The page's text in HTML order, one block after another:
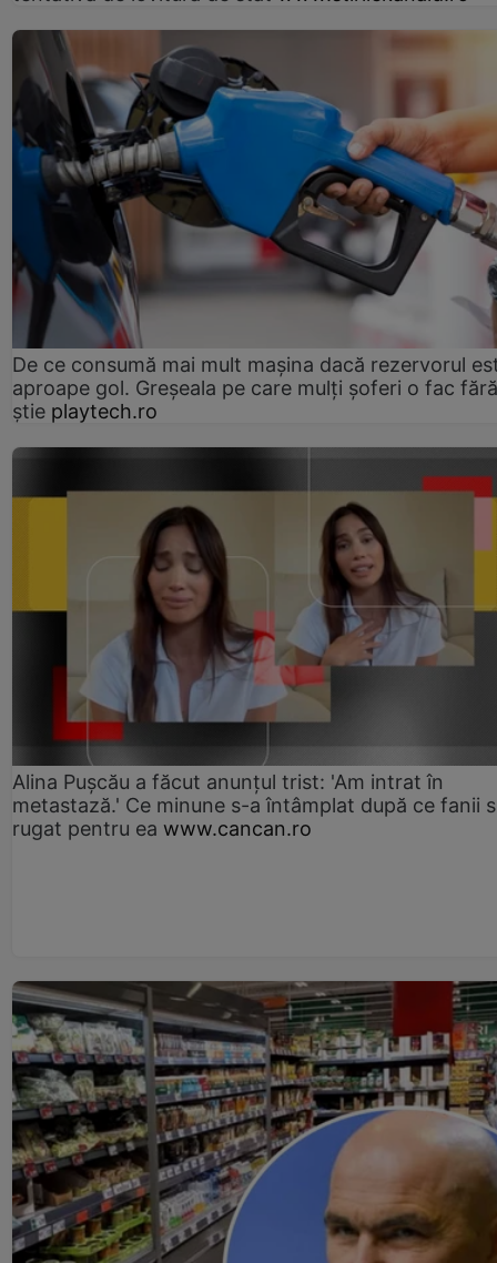
De ce consumă mai mult mașina dacă rezervorul
aproape gol. Greșeala pe care mulți șoferi o fac
știe playtech.ro
Alina Pușcău a făcut anunțul trist: 'Am intrat în
metastază.' Ce minune s-a întâmplat după ce fanii
rugat pentru ea www.cancan.ro